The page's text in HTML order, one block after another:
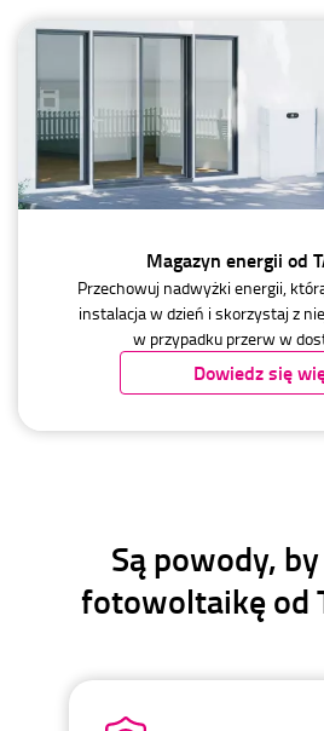
Magazyn energii od
Przechowuj nadwyżki energii,
instalacja w dzień i skorzystaj z
w przypadku przerw w
Dowiedz się
Są powody,
fotowoltaikę od